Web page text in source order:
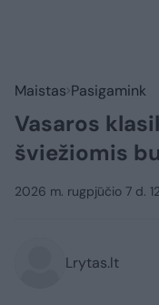
Maistas Pasigamink
Vasaros
šviežiomis
2026 m. rugpjūčio 7 d.
Lrytas.lt